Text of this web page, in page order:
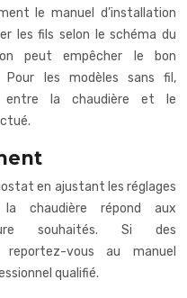
le manuel d’installation
les fils selon le schéma du
peut empêcher le bon
les modèles sans fil,
entre la chaudière et le
en ajustant les réglages
chaudière répond aux
souhaités. Si des
reportez-vous au manuel
qualifié.